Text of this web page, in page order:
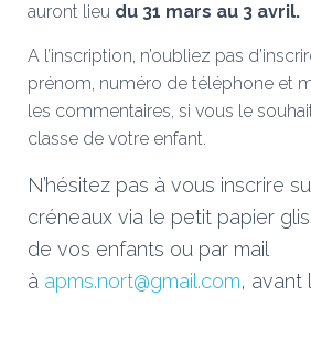
auront lieu du 31 mars au 3 avril.
A l’inscription, n’oubliez pas
prénom, numéro de téléphone et
les commentaires, si vous le
classe de votre enfant.
N’hésitez pas à vous inscrire
créneaux via le petit papier
de vos enfants ou par mail
à apms.nort@gmail.com, avant